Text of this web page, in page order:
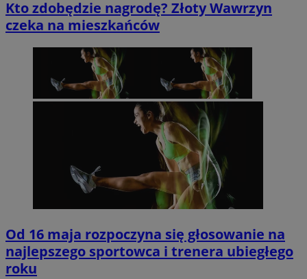
Kto zdobędzie nagrodę? Złoty Wawrzyn
czeka na mieszkańców
Od 16 maja rozpoczyna się głosowanie na
najlepszego sportowca i trenera ubiegłego
roku